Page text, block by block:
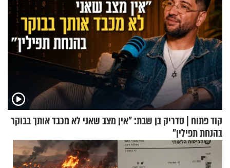
קוד פתוח | סדריק בן שבת: "אין מצב שאני לא מכבד אותך בבוקר
בהנחת תפילין"